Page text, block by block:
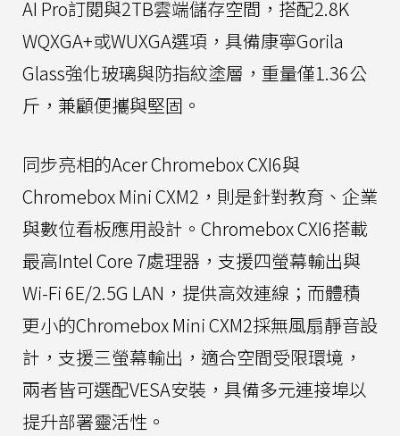
AI Pro訂閱與2TB雲端儲存空間，搭配2.8K
WQXGA+或WUXGA選項，具備康寧Gorila
Glass強化玻璃與防指紋塗層，重量僅1.36公
斤，兼顧便攜與堅固。
同步亮相的Acer Chromebox CXI6與
Chromebox Mini CXM2，則是針對教育、企業
與數位看板應用設計。Chromebox CXI6搭載
最高Intel Core 7處理器，支援四螢幕輸出與
Wi-Fi 6E/2.5G LAN，提供高效連線；而體積
更小的Chromebox Mini CXM2採無風扇靜音設
計，支援三螢幕輸出，適合空間受限環境，
兩者皆可選配VESA安裝，具備多元連接埠以
提升部署靈活性。